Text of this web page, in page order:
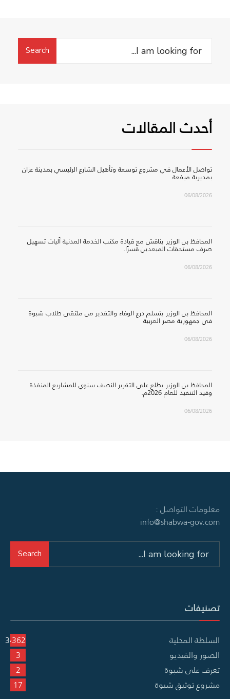
Search
Search
أحدث المقالات
تواصل الأعمال في مشروع توسعة وتأهيل الشارع الرئيسي بمدينة عزان
بمديرية ميفعة
06/08/2026
المحافظ بن الوزير يناقش مع قيادة مكتب الخدمة المدنية آليات تسهيل
صرف مستحقات المبعدين قسرًا.
06/08/2026
المحافظ بن الوزير يتسلم درع الوفاء والتقدير من ملتقى طلاب شبوة
في جمهورية مصر العربية
06/08/2026
المحافظ بن الوزير يطلع على التقرير النصف سنوي للمشاريع المنفذة
وقيد التنفيذ للعام 2026م.
06/08/2026
معلومات التواصل :
info@shabwa-gov.com
Search
تصنيفات
السلطة المحلية
3٬362
الصور والفيديو
3
تعرف على شبوة
2
مشروع توثيق شبوة
17